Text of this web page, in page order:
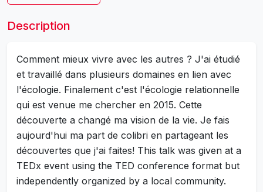
Description
Comment mieux vivre avec les autres ? J'ai étudié
et travaillé dans plusieurs domaines en lien avec
l'écologie. Finalement c'est l'écologie relationnelle
qui est venue me chercher en 2015. Cette
découverte a changé ma vision de la vie. Je fais
aujourd'hui ma part de colibri en partageant les
découvertes que j'ai faites! This talk was given at a
TEDx event using the TED conference format but
independently organized by a local community.